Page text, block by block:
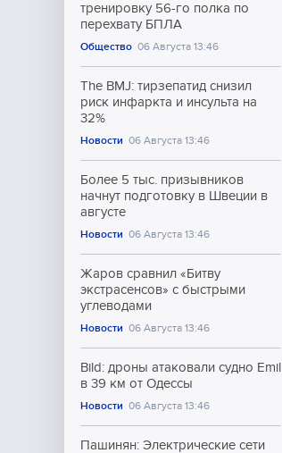
тренировку 56-го полка по
перехвату БПЛА
Общество 06 Августа 13:46
The BMJ: тирзепатид снизил
риск инфаркта и инсульта на
32%
Новости 06 Августа 13:46
Более 5 тыс. призывников
начнут подготовку в Швеции в
августе
Новости 06 Августа 13:46
Жаров сравнил «Битву
экстрасенсов» с быстрыми
углеводами
Новости 06 Августа 13:46
Bild: дроны атаковали судно Emil
в 39 км от Одессы
Новости 06 Августа 13:46
Пашинян: Электрические сети